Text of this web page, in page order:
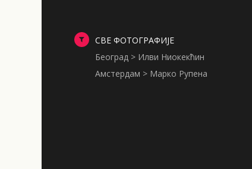
СВЕ ФОТОГРАФИЈЕ
Београд > Илви Ниокекћин
Амстердам > Марко Рупена